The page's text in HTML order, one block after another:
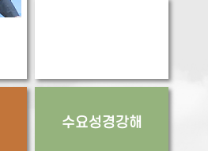
수요성경강해